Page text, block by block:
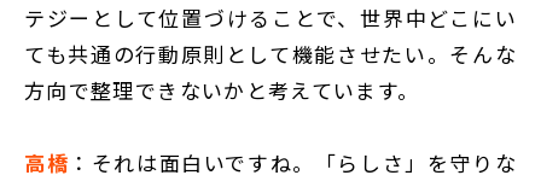
テジーとして位置づけることで、世界中どこにい
ても共通の行動原則として機能させたい。そんな
方向で整理できないかと考えています。
高橋 ：それは面白いですね。「らしさ」を守りな